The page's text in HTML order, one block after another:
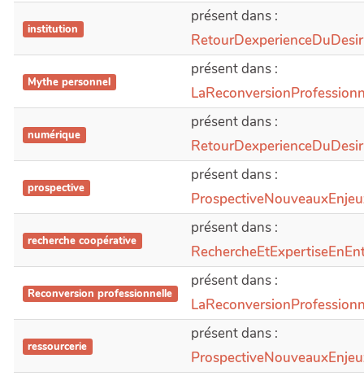
institution
présent dans :
Mythe personnel
présent dans :
numérique
présent dans :
prospective
présent dans :
recherche coopérative
présent dans :
Reconversion professionnelle
présent dans :
ressourcerie
présent dans :